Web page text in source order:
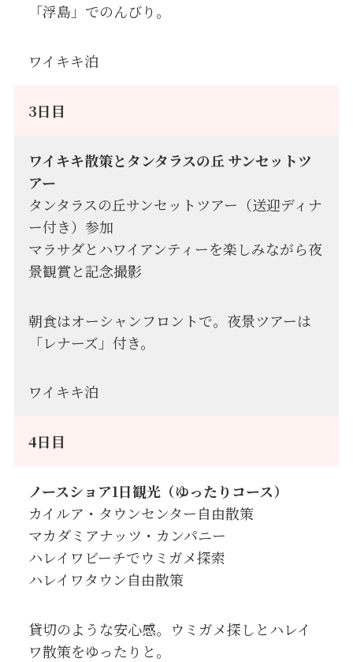
「浮島」でのんびり。
ワイキキ泊
3日目
ワイキキ散策とタンタラスの丘 サンセットツ
アー
タンタラスの丘サンセットツアー（送迎ディナ
ー付き）参加
マラサダとハワイアンティーを楽しみながら夜
景観賞と記念撮影
朝食はオーシャンフロントで。夜景ツアーは
「レナーズ」付き。
ワイキキ泊
4日目
ノースショア1日観光（ゆったりコース）
カイルア・タウンセンター自由散策
マカダミアナッツ・カンパニー
ハレイワビーチでウミガメ探索
ハレイワタウン自由散策
貸切のような安心感。ウミガメ探しとハレイ
ワ散策をゆったりと。